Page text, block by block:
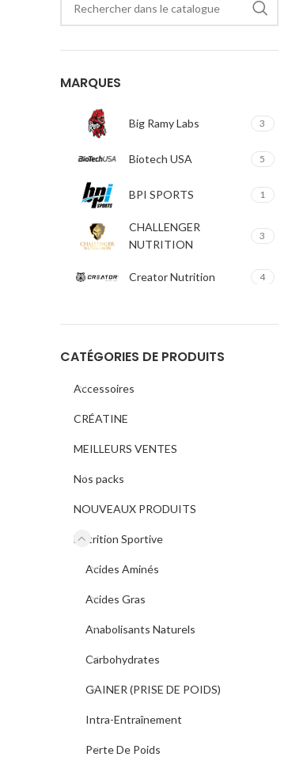
MARQUES
Big Ramy Labs 3
Biotech USA 5
BPI SPORTS 1
CHALLENGER
NUTRITION
3
Creator Nutrition 4
Impact Sport Nutrition
NUTREX
Pro Fuel
CATÉGORIES DE PRODUITS
Accessoires
CRÉATINE
MEILLEURS VENTES
Nos packs
NOUVEAUX PRODUITS
Nutrition Sportive
Acides Aminés
Acides Gras
Anabolisants Naturels
Carbohydrates
GAINER (PRISE DE POIDS)
Intra-Entraînement
Perte De Poids